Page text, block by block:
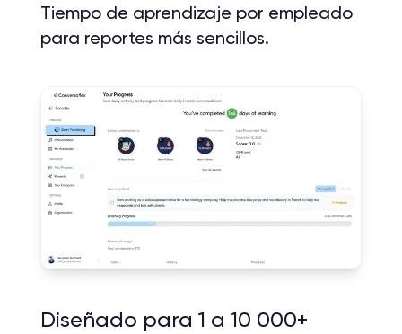
Tiempo de aprendizaje por empleado
para reportes más sencillos.
Diseñado para 1 a 10 000+